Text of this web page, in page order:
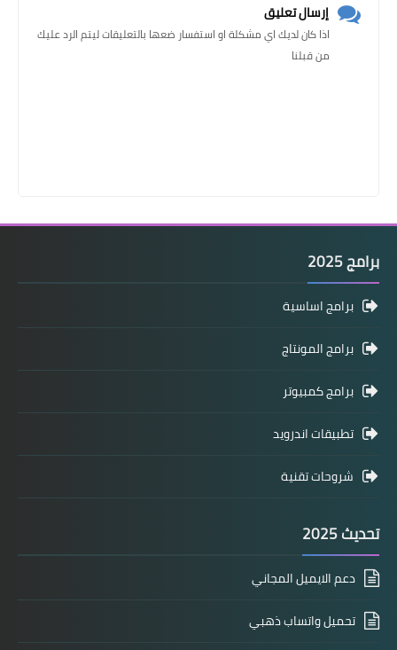
إرسال تعليق
اذا كان لديك اي مشكلة او استفسار ضعها بالتعليقات ليتم الرد عليك
من قبلنا
برامج 2025
برامج اساسية
برامج المونتاج
برامج كمبيوتر
تطبيقات اندرويد
شروحات تقنية
تحديث 2025
دعم الايميل المجاني
تحميل واتساب ذهبي